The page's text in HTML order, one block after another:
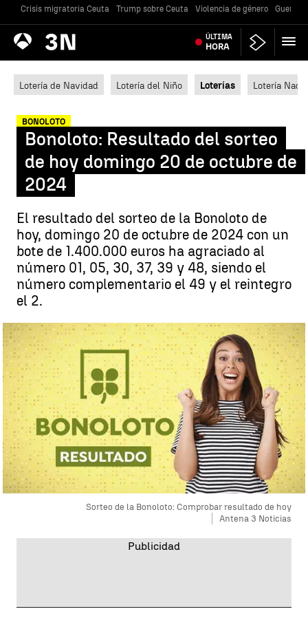
Crisis migratoria Ceuta Trump sobre Ceuta Violencia de género Guerra
Antena
3 Noticias ÚLTIMA
HORA
Lotería de Navidad Lotería del Niño Loterías Lotería
BONOLOTO
Bonoloto: Resultado del sorteo
de hoy domingo 20 de octubre de
2024
El resultado del sorteo de la Bonoloto de
hoy, domingo 20 de octubre de 2024 con un
bote de 1.400.000 euros ha agraciado al
número 01, 05, 30, 37, 39 y 48, siendo el
número complementario el 49 y el reintegro
el 2.
Sorteo de la Bonoloto: Comprobar resultado de hoy
Antena 3 Noticias